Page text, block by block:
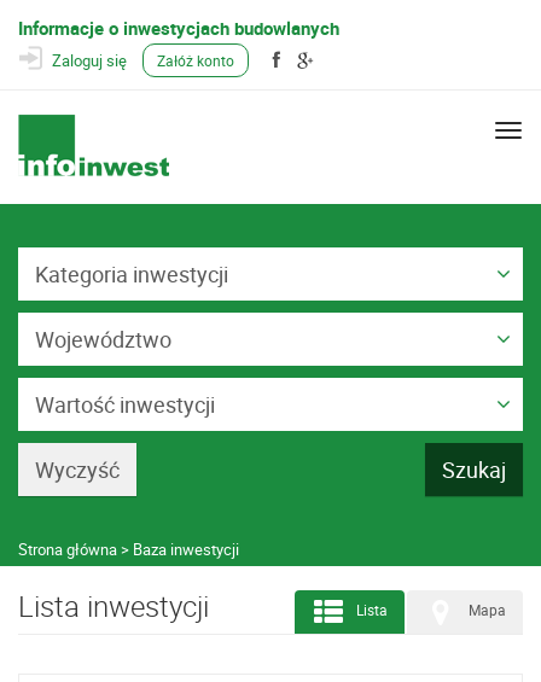
Informacje o inwestycjach budowlanych
Zaloguj się Załóż konto
Kategoria inwestycji
Województwo
Wartość inwestycji
Strona główna Baza inwestycji
Lista inwestycji Mapa
Lista